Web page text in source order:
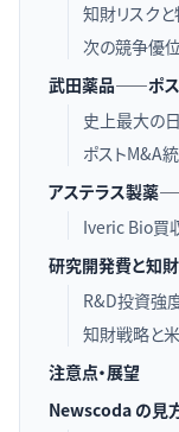
知財リスク
次の競争優
武田薬品——ポス
史上最大の
ポストM&A
アステラス製薬
Iveric Bio買
研究開発費と知
R&D投資強
知財戦略と
注意点・展望
Newscoda の見